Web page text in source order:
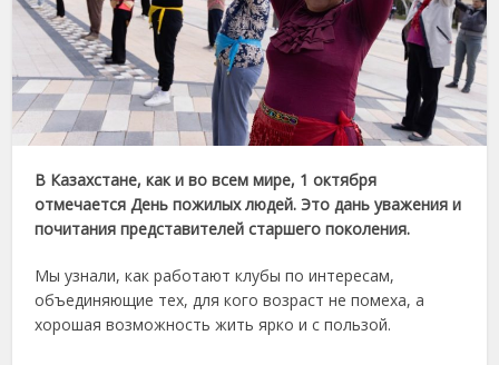
В Казахстане, как и во всем мире, 1 октября
отмечается День пожилых людей. Это дань уважения и
почитания представителей старшего поколения.
Мы узнали, как работают клубы по интересам,
объединяющие тех, для кого возраст не помеха, а
хорошая возможность жить ярко и с пользой.